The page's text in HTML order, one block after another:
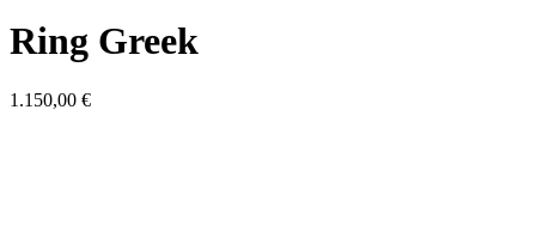
Ring Greek
1.150,00 €